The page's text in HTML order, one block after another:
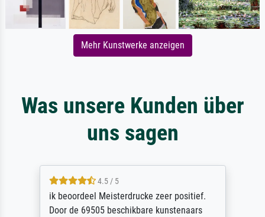
Mehr Kunstwerke anzeigen
Was unsere Kunden über
uns sagen
4.5 / 5
ik beoordeel Meisterdrucke zeer positief.
Door de 69505 beschikbare kunstenaars